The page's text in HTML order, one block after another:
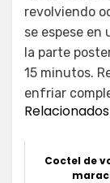
revolviendo
se espese en
la parte
15 minutos.
enfriar
Relacionados
Coctel de